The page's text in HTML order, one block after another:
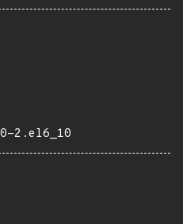
2.el6_10